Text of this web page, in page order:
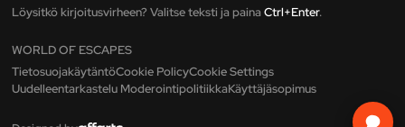
Löysitkö kirjoitusvirheen? Valitse teksti ja paina Ctrl+Enter.
WORLD OF ESCAPES
TietosuojakäytäntöCookie PolicyCookie Settings
Uudelleentarkastelu ModerointipolitiikkaKäyttäjäsopimus